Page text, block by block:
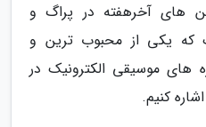
های آخرهفته در پراگ و
که یکی از محبوب ترین و
های موسیقی الکترونیک در
کنیم.